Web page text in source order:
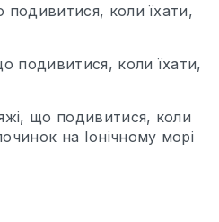
подивитися, коли їхати,
подивитися, коли їхати,
що подивитися, коли
на Іонічному морі